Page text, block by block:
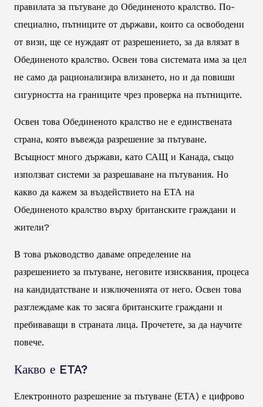
правилата за пътуване до Обединеното кралство. По-
специално, пътниците от държави, които са освободени
от визи, ще се нуждаят от разрешението, за да влязат в
Обединеното кралство. Освен това системата има за цел
не само да рационализира влизането, но и да повиши
сигурността на границите чрез проверка на пътниците.
Освен това Обединеното кралство не е единствената
страна, която въвежда разрешение за пътуване.
Всъщност много държави, като САЩ и Канада, също
използват системи за разрешаване на пътувания. Но
какво да кажем за въздействието на ЕТА на
Обединеното кралство върху британските граждани и
жители?
В това ръководство даваме определение на
разрешението за пътуване, неговите изисквания, процеса
на кандидатстване и изключенията от него. Освен това
разглеждаме как то засяга британските граждани и
пребиваващи в страната лица. Прочетете, за да научите
повече.
Какво е ETA?
Електронното разрешение за пътуване (ЕТА) е цифрово